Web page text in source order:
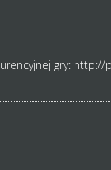
gry: http://